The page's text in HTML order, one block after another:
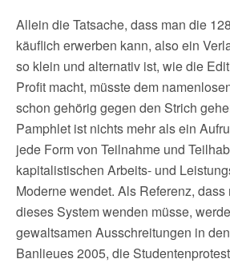
Allein die Tatsache, dass man die
käuflich erwerben kann, also ein
so klein und alternativ ist, wie die
Profit macht, müsste dem
schon gehörig gegen den Strich
Pamphlet ist nichts mehr als ein
jede Form von Teilnahme und
kapitalistischen Arbeits- und
Moderne wendet. Als Referenz,
dieses System wenden müsse,
gewaltsamen Ausschreitungen in
Banlieues 2005, die